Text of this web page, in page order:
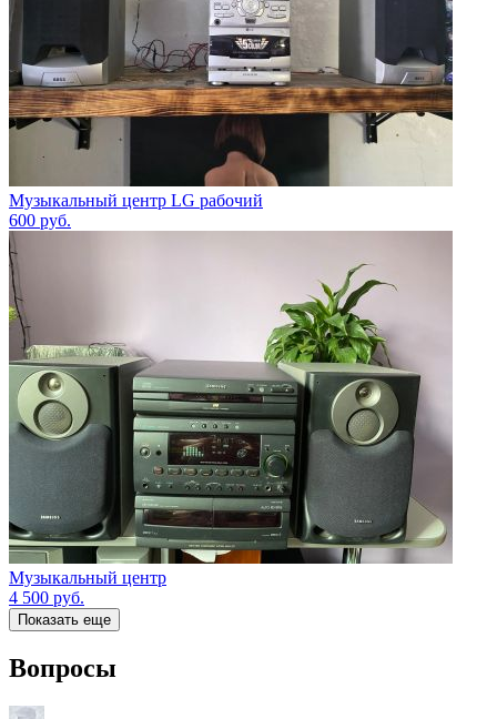
Музыкальный центр LG рабочий
600 руб.
Музыкальный центр
4 500 руб.
Показать еще
Вопросы